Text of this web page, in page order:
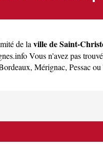
de la ville de Saint-
Vous n'avez pas
, Mérignac, Pessacou